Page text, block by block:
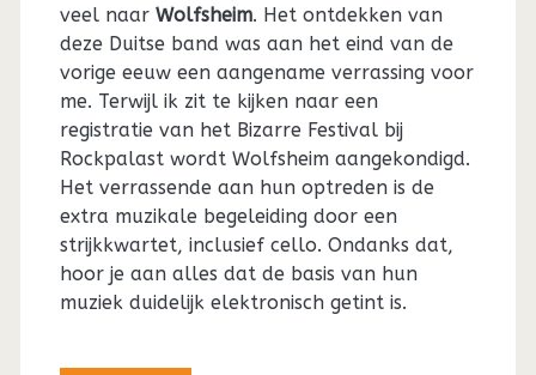
veel naar Wolfsheim. Het ontdekken van
deze Duitse band was aan het eind van de
vorige eeuw een aangename verrassing voor
me. Terwijl ik zit te kijken naar een
registratie van het Bizarre Festival bij
Rockpalast wordt Wolfsheim aangekondigd.
Het verrassende aan hun optreden is de
extra muzikale begeleiding door een
strijkkwartet, inclusief cello. Ondanks dat,
hoor je aan alles dat de basis van hun
muziek duidelijk elektronisch getint is.